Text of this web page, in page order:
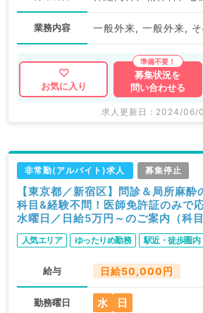
業務内容
お気に入り
募集状況を
問い合わせる
求人更新日 : 2024/06/
非常勤(アルバイト)求人 募集停止
【東京都／新宿区】問診＆局所麻酔
科目&経験不問！医師免許証のみで
水曜日／日給5万円～のご案内（科
人気エリア ゆったりめ勤務 駅近・徒歩圏内
給与 日給50,000円
勤務曜日 水 日